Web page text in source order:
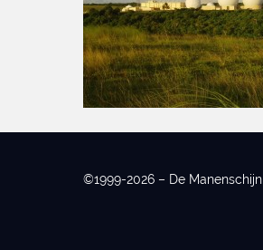
©1999-2026 – De Manenschijn